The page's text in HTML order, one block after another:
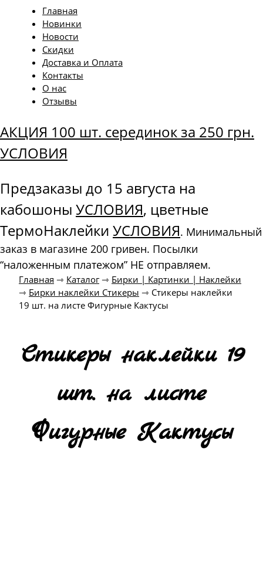
Главная
Новинки
Новости
Скидки
Доставка и Оплата
Контакты
О нас
Отзывы
АКЦИЯ 100 шт. серединок за 250 грн.
УСЛОВИЯ
Предзаказы до 15 августа на
кабошоны УСЛОВИЯ, цветные
ТермоНаклейки УСЛОВИЯ. Минимальный
заказ в магазине 200 гривен. Посылки
“наложенным платежом” НЕ отправляем.
Главная ⇾ Каталог⇾ Бирки | Картинки | Наклейки
⇾ Бирки наклейки Стикеры ⇾ Стикеры наклейки
19 шт. на листе Фигурные Кактусы
Стикеры наклейки 19
шт. на листе
Фигурные Кактусы